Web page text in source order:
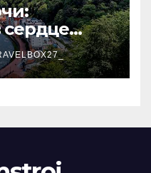
сердце
курорта